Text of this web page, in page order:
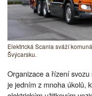
Elektrická Scania sváží
Švýcarsku.
Organizace a řízení
je jedním z mnoha úkolů,